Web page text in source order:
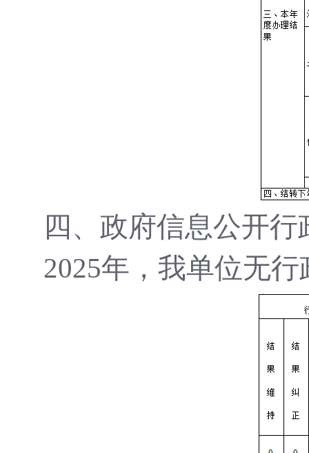
四、政府信息公开
2025年，我单位无